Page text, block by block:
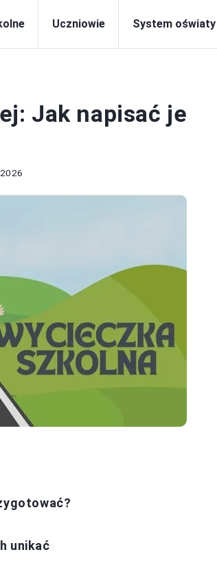
Uczniowie System oświaty
Jak napisać je
unikać